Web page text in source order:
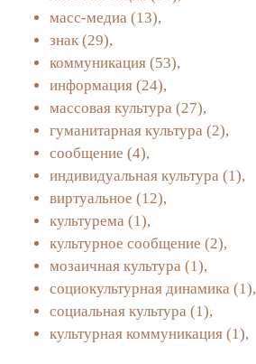
масс-медиа (13),
знак (29),
коммуникация (53),
информация (24),
массовая культура (27),
гуманитарная культура (2),
сообщение (4),
индивидуальная культура (1),
виртуальное (12),
культурема (1),
культурное сообщение (2),
мозаичная культура (1),
социокультурная динамика (1),
социальная культура (1),
культурная коммуникация (1),